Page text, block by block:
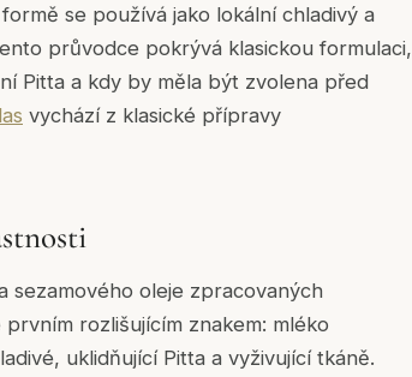
se používá jako lokální chladivý a
průvodce pokrývá klasickou formulaci,
Pitta a kdy by měla být zvolena před
vychází z klasické přípravy
sezamového oleje zpracovaných
rozlišujícím znakem: mléko
uklidňující Pitta a vyživující tkáně.